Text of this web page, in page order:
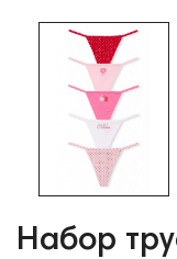
Набор